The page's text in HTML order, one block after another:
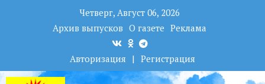
Четверг, Август 06, 2026
Архив выпусков О газете Реклама
Авторизация | Регистрация